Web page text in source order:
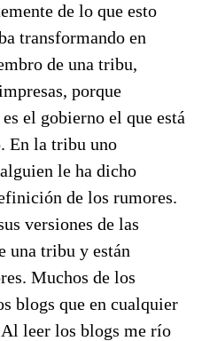
de lo que esto
transformando en
de una tribu,
porque
el gobierno el que está
En la tribu uno
le ha dicho
de los rumores.
versiones de las
una tribu y están
Muchos de los
blogs que en cualquier
leer los blogs me río